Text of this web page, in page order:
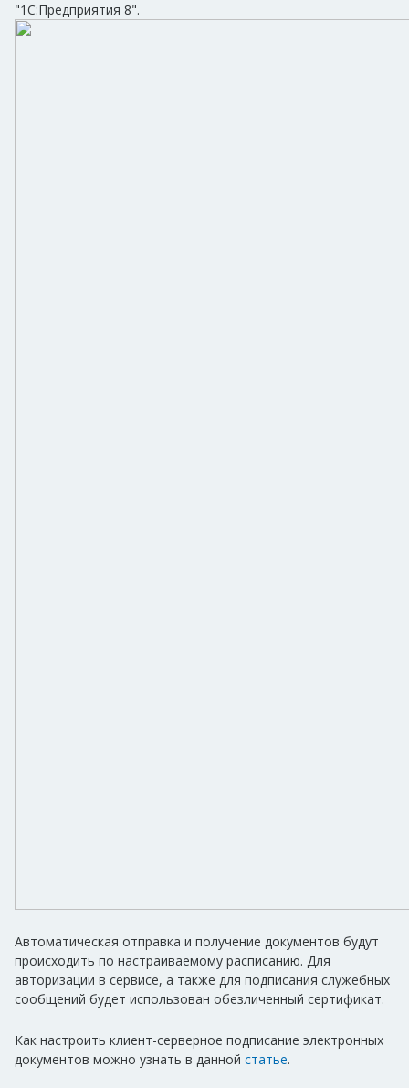
"1С:Предприятия 8".
Автоматическая отправка и получение документов будут
происходить по настраиваемому расписанию. Для
авторизации в сервисе, а также для подписания служебных
сообщений будет использован обезличенный сертификат.
Как настроить клиент-серверное подписание электронных
документов можно узнать в данной статье.